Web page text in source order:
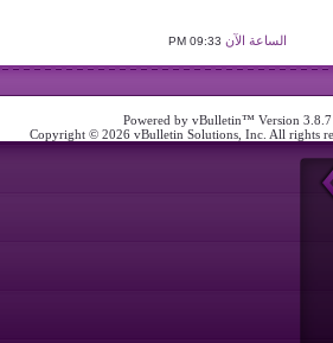
الساعة الآن 09:33 PM
Powered by vBulletin™ Version 3.8.7
Copyright © 2026 vBulletin Solutions, Inc. All rights